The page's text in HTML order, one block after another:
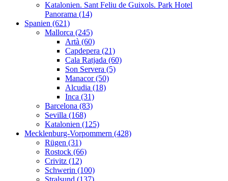
Katalonien. Sant Feliu de Guixols. Park Hotel
Panorama (14)
Spanien (621)
Mallorca (245)
Artà (60)
Capdepera (21)
Cala Ratjada (60)
Son Servera (5)
Manacor (50)
Alcudia (18)
Inca (31)
Barcelona (83)
Sevilla (168)
Katalonien (125)
Mecklenburg-Vorpommern (428)
Rügen (31)
Rostock (66)
Crivitz (12)
Schwerin (100)
Stralsund (137)